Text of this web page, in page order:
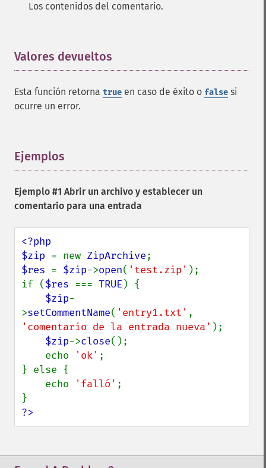
Los contenidos del comentario.
Valores devueltos
Esta función retorna true en caso de éxito o false si
ocurre un error.
Ejemplos
Ejemplo #1 Abrir un archivo y establecer un
comentario para una entrada
<?php
$zip = new ZipArchive
$res = $zip->open( 'test.zip' );
if ($res === TRUE ) {
$zip-
>setCommentName( 'entry1.txt'
'comentario de la entrada nueva' );
$zip->close();
    echo
'ok' ;
} else {
    echo
'falló' ;
?>